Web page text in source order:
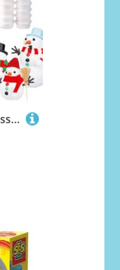
Generisch Knete Set,Knetmasse - Interaktives Reisespiel Für Vorschulkinder Mädchen Zur Förderung Der Hand-Auge-Koordination